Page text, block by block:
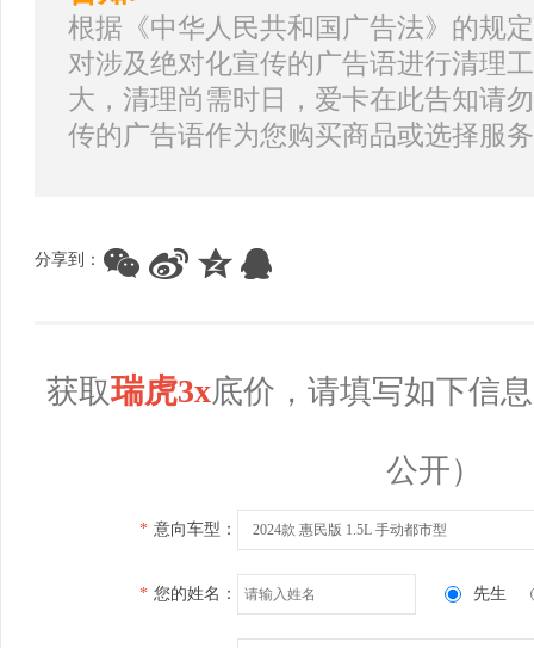
根据《中华人民共和国广告法》的规
对涉及绝对化宣传的广告语进行清理
大，清理尚需时日，爱卡在此告知请
传的广告语作为您购买商品或选择服
分享到：
获取瑞虎3x底价，请填写如下信
公开）
* 意向车型： 2024款 惠民版 1.5L 手动都市型
* 您的姓名： 先生